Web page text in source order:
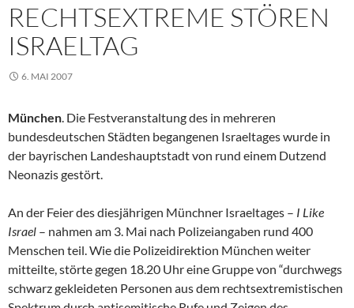
RECHTSEXTREME STÖREN
ISRAELTAG
6. MAI 2007
München. Die Festveranstaltung des in mehreren
bundesdeutschen Städten begangenen Israeltages wurde in
der bayrischen Landeshauptstadt von rund einem Dutzend
Neonazis gestört.
An der Feier des diesjährigen Münchner Israeltages – I Like
Israel – nahmen am 3. Mai nach Polizeiangaben rund 400
Menschen teil. Wie die Polizeidirektion München weiter
mitteilte, störte gegen 18.20 Uhr eine Gruppe von “durchwegs
schwarz gekleideten Personen aus dem rechtsextremistischen